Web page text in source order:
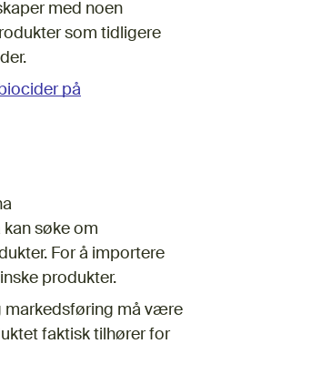
med noen
som tidligere
på
søke om
For å importere
produkter.
markedsføring må være
faktisk tilhører for